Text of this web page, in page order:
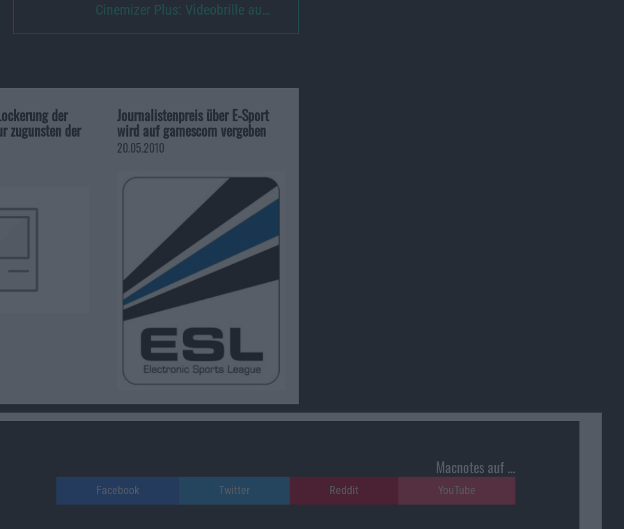
Cinemizer Plus: Videobrille au…
der
zugunsten der
Journalistenpreis über E-Sport
wird auf gamescom vergeben
20.05.2010
Macnotes auf …
Facebook Twitter Reddit YouTube